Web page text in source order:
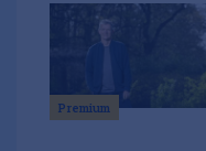
Premium